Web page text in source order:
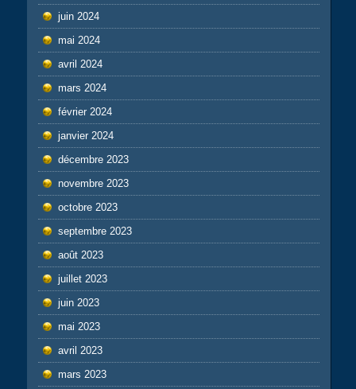
juin 2024
mai 2024
avril 2024
mars 2024
février 2024
janvier 2024
décembre 2023
novembre 2023
octobre 2023
septembre 2023
août 2023
juillet 2023
juin 2023
mai 2023
avril 2023
mars 2023